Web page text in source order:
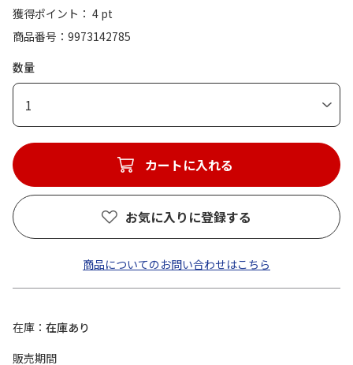
獲得ポイント： 4 pt
商品番号
9973142785
数量
1
カートに入れる
お気に入りに登録する
商品についてのお問い合わせはこちら
在庫
在庫あり
販売期間